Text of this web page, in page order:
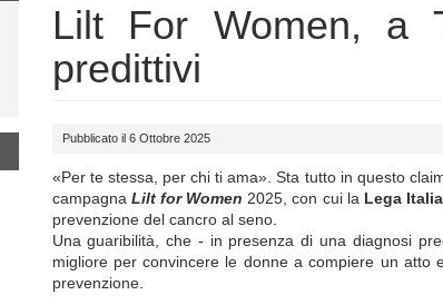
Lilt For Women, a
predittivi
Pubblicato il 6 Ottobre 2025
«Per te stessa, per chi ti ama». Sta tutto in questo
campagna Lilt for Women 2025, con cui laLega
prevenzione del cancro al seno.
Una guaribilità, che - in presenza di una diagnosi
migliore per convincere le donne a compiere un atto
prevenzione.